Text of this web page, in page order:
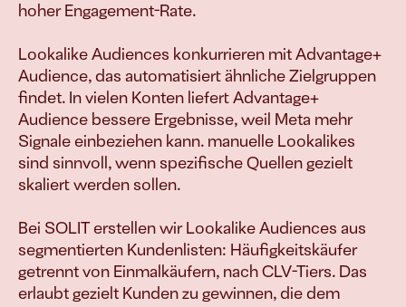
Join
Events
Experts
hoher Engagement-Rate.
Lookalike Audiences konkurrieren mit Advantage+
Audience, das automatisiert ähnliche Zielgruppen
findet. In vielen Konten liefert Advantage+
Audience bessere Ergebnisse, weil Meta mehr
Signale einbeziehen kann. manuelle Lookalikes
sind sinnvoll, wenn spezifische Quellen gezielt
skaliert werden sollen.
Bei SOLIT erstellen wir Lookalike Audiences aus
segmentierten Kundenlisten: Häufigkeitskäufer
getrennt von Einmalkäufern, nach CLV-Tiers. Das
erlaubt gezielt Kunden zu gewinnen, die dem